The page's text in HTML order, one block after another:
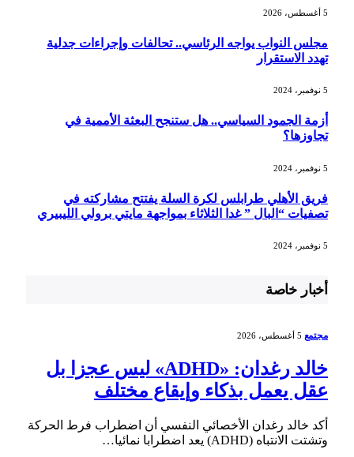
مجلس النواب يواجه الرئاسي.. تحالفات وإجراءات جدلية
تهدد الاستقرار
أزمة الجمود السياسي.. هل ستنجح البعثة الأممية في
تجاوزها؟
فريق الأهلي طرابلس لكرة السلة يفتتح مشاركته في
تصفيات “البال ” غدا الثلاثاء بمواجهة مايتي برولي الليبيري
أخبار خاصة
مجتمع 5 أغسطس، 2026
خالد رغدان: «ADHD» ليس عجزا بل
عقل يعمل بذكاء وإيقاع مختلف
أكد خالد رغدان الأخصائي النفسي أن اضطراب فرط الحركة
وتشتت الانتباه (ADHD) يعد اضطرابا نمائيا…